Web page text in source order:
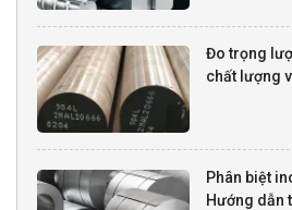
Đo trọng
chất lượng
Phân biệt
Hướng dẫn